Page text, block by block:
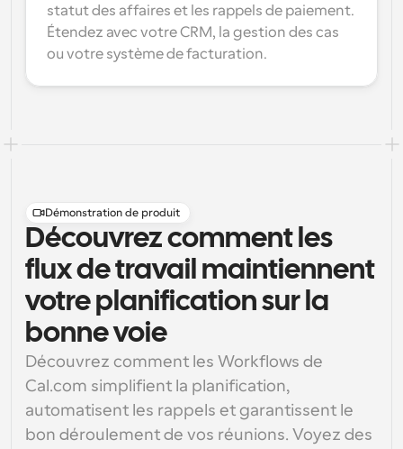
statut des affaires et les rappels de paiement.
Étendez avec votre CRM, la gestion des cas
ou votre système de facturation.
Démonstration de produit
Découvrez comment les
flux de travail maintiennent
votre planification sur la
bonne voie
Découvrez comment les Workflows de
Cal.com simplifient la planification,
automatisent les rappels et garantissent le
bon déroulement de vos réunions. Voyez des